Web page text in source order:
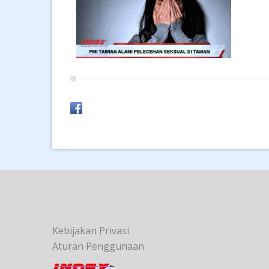
Kebijakan Privasi
Aturan Penggunaan